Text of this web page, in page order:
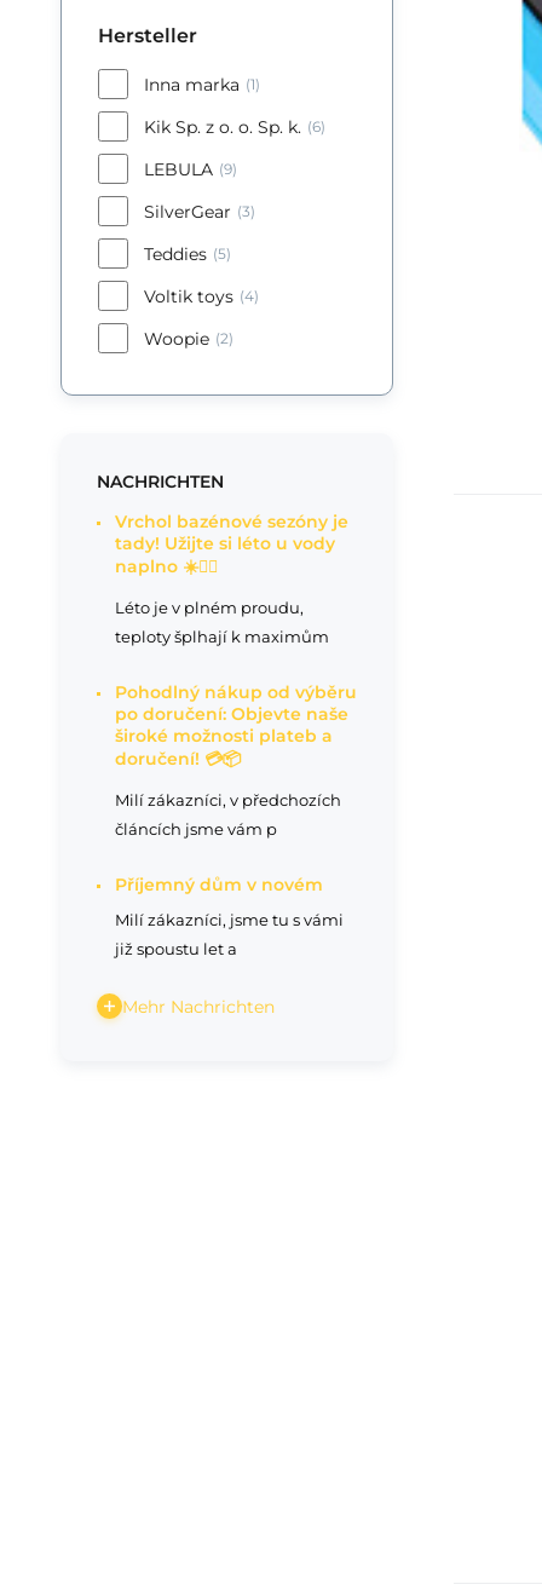
Hersteller
Inna marka (1)
Kik Sp. z o. o. Sp. k. (6)
LEBULA (9)
SilverGear (3)
Teddies (5)
Voltik toys (4)
Woopie (2)
NACHRICHTEN
Vrchol bazénové sezóny je
tady! Užijte si léto u vody
naplno ☀️🏊‍♂️
Léto je v plném proudu,
teploty šplhají k maximům
Pohodlný nákup od výběru
po doručení: Objevte naše
široké možnosti plateb a
doručení! 💳📦
Milí zákazníci, v předchozích
článcích jsme vám p
Příjemný dům v novém
Milí zákazníci, jsme tu s vámi
již spoustu let a
Mehr Nachrichten